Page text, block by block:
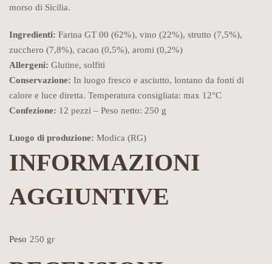
morso di Sicilia.
Ingredienti: Farina GT 00 (62%), vino (22%), strutto (7,5%),
zucchero (7,8%), cacao (0,5%), aromi (0,2%)
Allergeni: Glutine, solfiti
Conservazione: In luogo fresco e asciutto, lontano da fonti di
calore e luce diretta. Temperatura consigliata: max 12°C
Confezione: 12 pezzi – Peso netto: 250 g
Luogo di produzione: Modica (RG)
INFORMAZIONI
AGGIUNTIVE
Peso 250 gr